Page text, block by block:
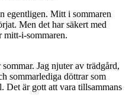
egentligen. Mitt i sommaren
Men det har säkert med
mitt-i-sommaren.
Jag njuter av trädgård,
sommarlediga döttrar som
är gott att vara tillsammans